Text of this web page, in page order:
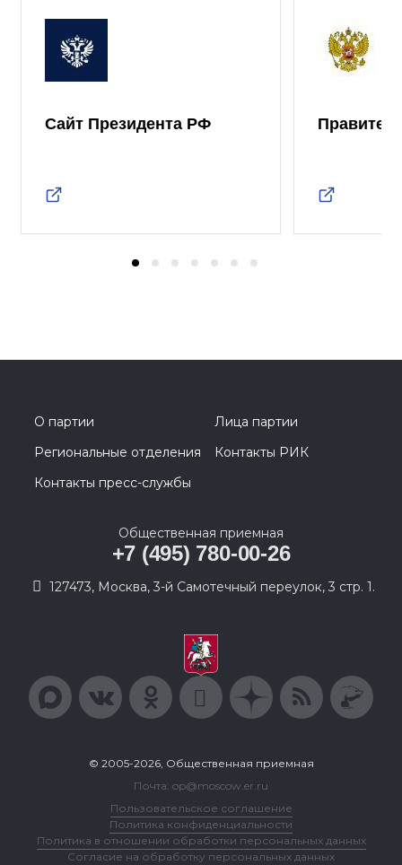
Сайт Президента РФ
О партии
Лица партии
Региональные отделения
Контакты РИК
Контакты пресс-службы
Общественная приемная
+7 (495) 780-00-26
127473, Москва, 3-й Самотечный переулок, 3 стр. 1.
© 2005-2026, Общественная приемная
Почта: op@moscow.er.ru
Пользовательское соглашение
Политика конфиденциальности
Политика в отношении обработки персональных данных
Согласие на обработку персональных данных